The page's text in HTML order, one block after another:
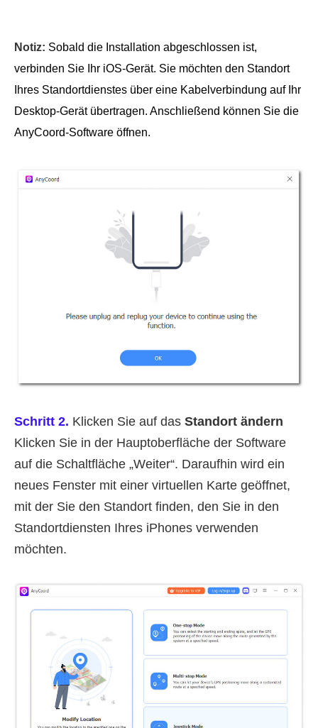
Notiz: Sobald die Installation abgeschlossen ist,
verbinden Sie Ihr iOS-Gerät. Sie möchten den Standort
Ihres Standortdienstes über eine Kabelverbindung auf Ihr
Desktop-Gerät übertragen. Anschließend können Sie die
AnyCoord-Software öffnen.
Schritt 2. Klicken Sie auf das Standort ändern
Klicken Sie in der Hauptoberfläche der Software
auf die Schaltfläche „Weiter“. Daraufhin wird ein
neues Fenster mit einer virtuellen Karte geöffnet,
mit der Sie den Standort finden, den Sie in den
Standortdiensten Ihres iPhones verwenden
möchten.